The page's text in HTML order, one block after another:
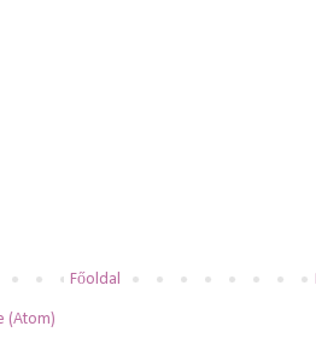
Főoldal
(Atom)